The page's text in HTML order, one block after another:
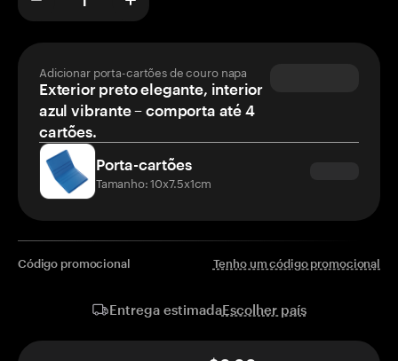
Adicionar porta-cartões de couro napa
Exterior preto elegante, interior
azul vibrante – comporta até 4
cartões.
Porta-cartões
Tamanho: 10x7.5x1cm
Código promocional Tenho um código promocional
Entrega estimadaEscolher país